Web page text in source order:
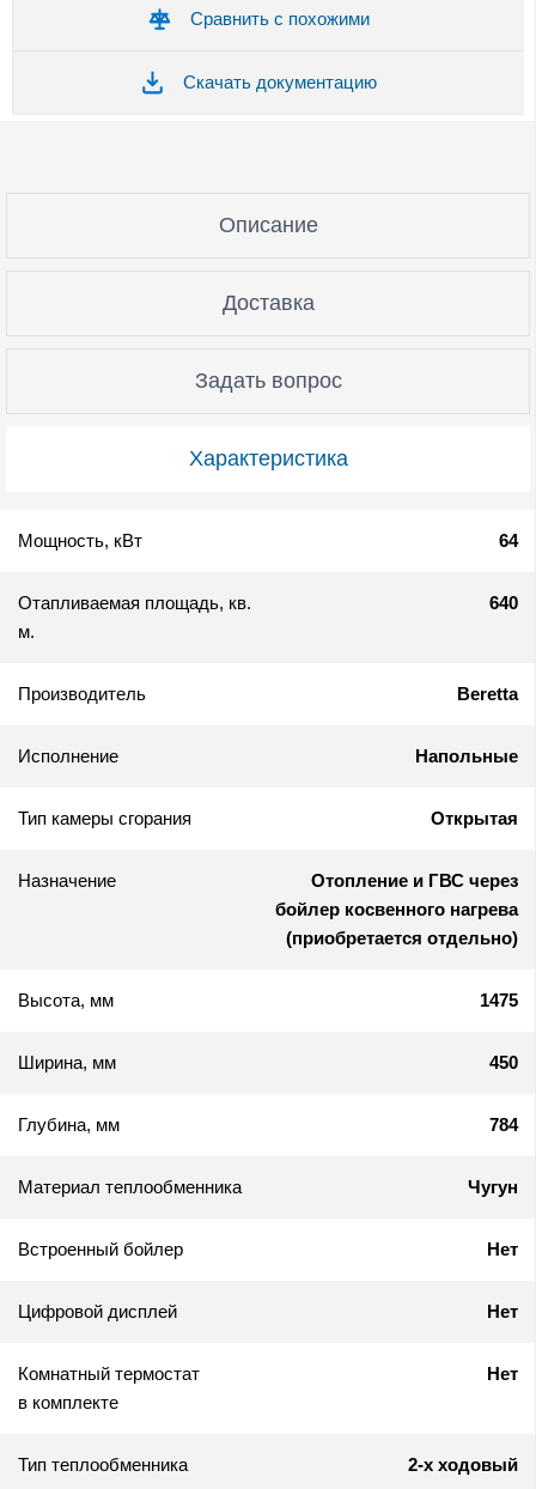
Сравнить с похожими
Скачать документацию
Характеристика
Описание
Доставка
Задать вопрос
Мощность, кВт 64
Отапливаемая площадь, кв.
м.
640
Производитель Beretta
Исполнение Напольные
Тип камеры сгорания Открытая
Назначение
Отопление и ГВС через
бойлер косвенного нагрева
(приобретается отдельно)
Высота, мм 1475
Ширина, мм 450
Глубина, мм 784
Материал теплообменника Чугун
Встроенный бойлер Нет
Цифровой дисплей Нет
Комнатный термостат
в комплекте
Нет
Тип теплообменника 2-х ходовый